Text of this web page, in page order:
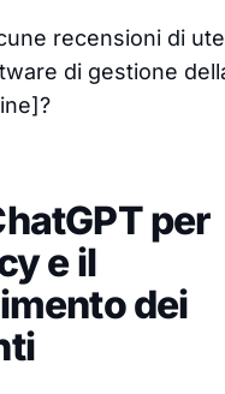
recensioni di
di gestione
per
e il
dei